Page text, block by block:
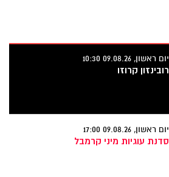
יום ראשון, 09.08.26 10:30
רובינזון קרוזו
יום ראשון, 09.08.26 17:00
סדנת עוגיות מיני קרמבל